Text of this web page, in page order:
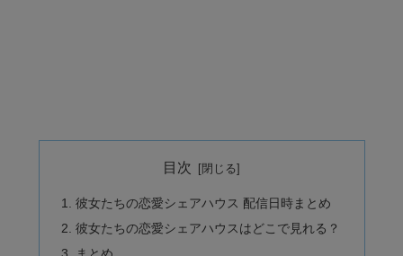
目次
彼女たちの恋愛シェアハウス 配信日時まとめ
彼女たちの恋愛シェアハウスはどこで見れる？